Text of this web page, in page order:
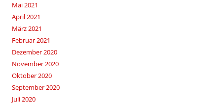
Mai 2021
April 2021
März 2021
Februar 2021
Dezember 2020
November 2020
Oktober 2020
September 2020
Juli 2020